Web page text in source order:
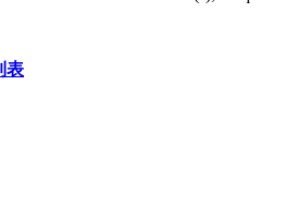
表